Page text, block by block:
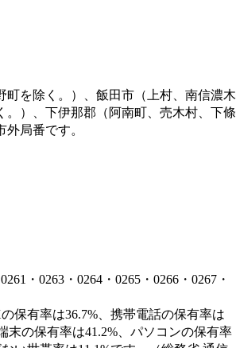
を除く。）、飯田市（上村、南信濃木
）、下伊那郡（阿南町、売木村、下條
局番です。
・0263・0264・0265・0266・0267・
保有率は36.7%、携帯電話の保有率は
末の保有率は41.2%、パソコンの保有率